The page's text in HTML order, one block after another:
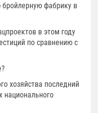
бройлерную фабрику в
в этом году
по сравнению с
хозяйства последний
национального